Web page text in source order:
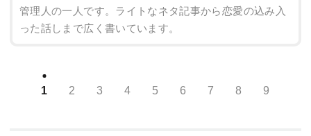
管理人の一人です。ライトなネタ記事から恋愛の込み入
った話しまで広く書いています。
1 2 3 4 5 6 7 8 9